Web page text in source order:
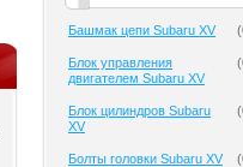
Башмак цепи Subaru XV (
Блок управления
двигателем Subaru XV
(
Блок цилиндров Subaru
XV
(
Болты головки Subaru XV (